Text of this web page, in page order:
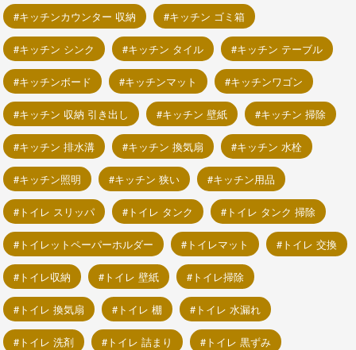
キッチンカウンター 収納 キッチン ゴミ箱
キッチン シンク キッチン タイル キッチン テーブル
キッチンボード キッチンマット キッチンワゴン
キッチン 収納 引き出し キッチン 壁紙 キッチン 掃除
キッチン 排水溝 キッチン 換気扇 キッチン 水栓
キッチン照明 キッチン 狭い キッチン用品
トイレ スリッパ トイレ タンク トイレ タンク 掃除
トイレットペーパーホルダー トイレマット トイレ 交換
トイレ収納 トイレ 壁紙 トイレ掃除
トイレ 換気扇 トイレ 棚 トイレ 水漏れ
トイレ 洗剤 トイレ 詰まり トイレ 黒ずみ